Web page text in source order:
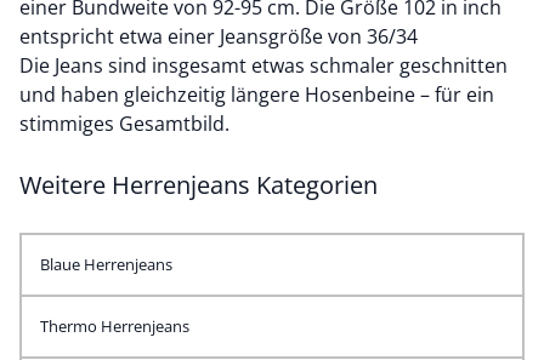
einer Bundweite von 92-95 cm. Die Größe 102 in inch
entspricht etwa einer Jeansgröße von 36/34
Die Jeans sind insgesamt etwas schmaler geschnitten
und haben gleichzeitig längere Hosenbeine – für ein
stimmiges Gesamtbild.
Weitere Herrenjeans Kategorien
Blaue Herrenjeans
Thermo Herrenjeans